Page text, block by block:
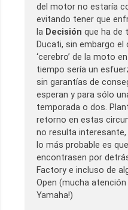
del motor no estaría
evitando tener que
la Decisión que ha de
Ducati, sin embargo el
‘cerebro’ de la moto
tiempo sería un
sin garantías de
esperan y para sólo
temporada o dos.
retorno en estas
no resulta interesante,
lo más probable es
encontrasen por
Factory e incluso de
Open (mucha atención
Yamaha!)